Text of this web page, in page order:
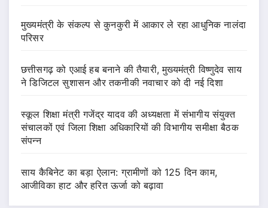
मुख्यमंत्री के संकल्प से कुनकुरी में आकार ले रहा आधुनिक नालंदा
परिसर
छत्तीसगढ़ को एआई हब बनाने की तैयारी, मुख्यमंत्री विष्णुदेव साय
ने डिजिटल सुशासन और तकनीकी नवाचार को दी नई दिशा
स्कूल शिक्षा मंत्री गजेंद्र यादव की अध्यक्षता में संभागीय संयुक्त
संचालकों एवं जिला शिक्षा अधिकारियों की विभागीय समीक्षा बैठक
संपन्न
साय कैबिनेट का बड़ा ऐलान: ग्रामीणों को 125 दिन काम,
आजीविका हाट और हरित ऊर्जा को बढ़ावा